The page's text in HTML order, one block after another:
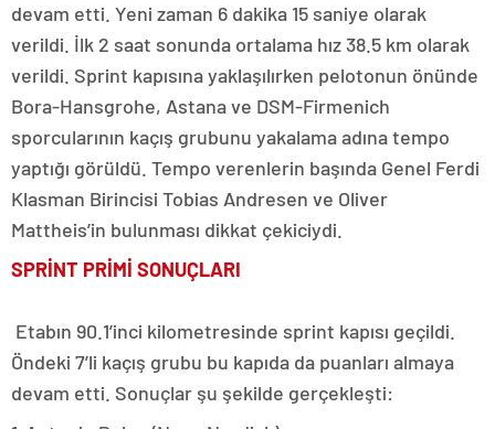
devam etti. Yeni zaman 6 dakika 15 saniye olarak
verildi. İlk 2 saat sonunda ortalama hız 38.5 km olarak
verildi. Sprint kapısına yaklaşılırken pelotonun önünde
Bora-Hansgrohe, Astana ve DSM-Firmenich
sporcularının kaçış grubunu yakalama adına tempo
yaptığı görüldü. Tempo verenlerin başında Genel Ferdi
Klasman Birincisi Tobias Andresen ve Oliver
Mattheis’in bulunması dikkat çekiciydi.
SPRİNT PRİMİ SONUÇLARI
Etabın 90.1’inci kilometresinde sprint kapısı geçildi.
Öndeki 7’li kaçış grubu bu kapıda da puanları almaya
devam etti. Sonuçlar şu şekilde gerçekleşti: